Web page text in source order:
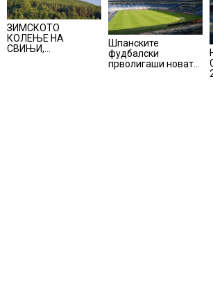
ЗИМСКОТО
КОЛЕЊЕ НА
СВИЊИ,
Шпанските
фудбалски
прволигаши новата